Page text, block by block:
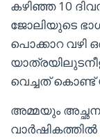
കഴിഞ്ഞ 10
ജോലിയുടെ
പൊക്കാറ വഴി
വെച്ചത് കൊണ്ട്
അമ്മയും അച്ഛനും